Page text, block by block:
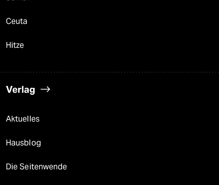
Ceuta
Hitze
Verlag
Aktuelles
Hausblog
Die Seitenwende